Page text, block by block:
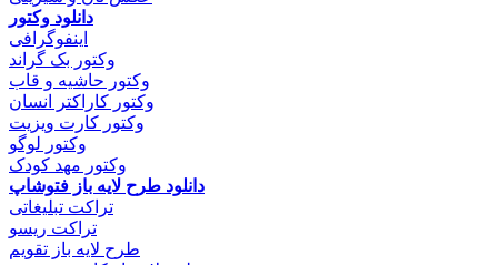
دانلود وکتور
اینفوگرافی
وکتور بک گراند
وکتور حاشیه و قاب
وکتور کاراکتر انسان
وکتور کارت ویزیت
وکتور لوگو
وکتور مهد کودک
دانلود طرح لایه باز فتوشاپ
تراکت تبلیغاتی
تراکت ریسو
طرح لایه باز تقویم